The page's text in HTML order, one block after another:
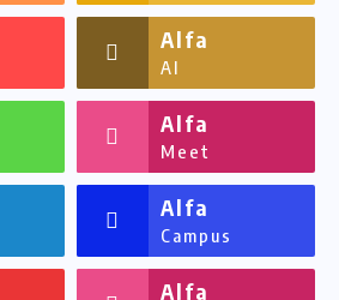
Alfa
AI
Alfa
Meet
Alfa
Campus
Alfa